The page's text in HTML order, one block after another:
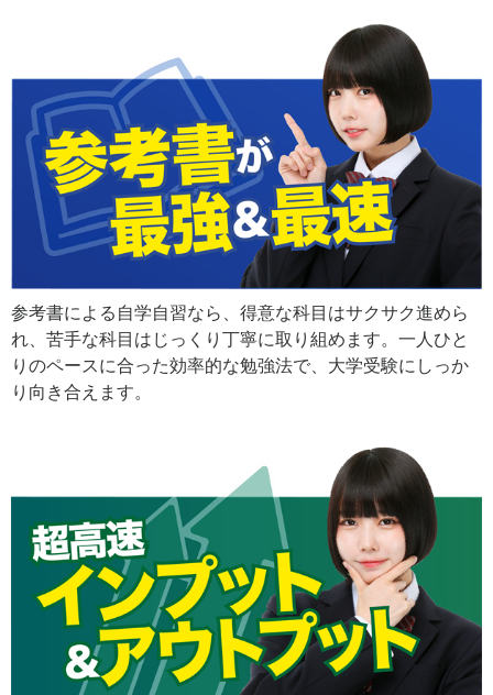
参考書による自学自習なら、得意な科目はサクサク進めら
れ、苦手な科目はじっくり丁寧に取り組めます。一人ひと
りのペースに合った効率的な勉強法で、大学受験にしっか
り向き合えます。